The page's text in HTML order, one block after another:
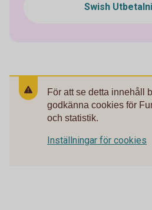
Swish
För att se detta innehåll
godkänna cookies för
och statistik.
Inställningar för cookies